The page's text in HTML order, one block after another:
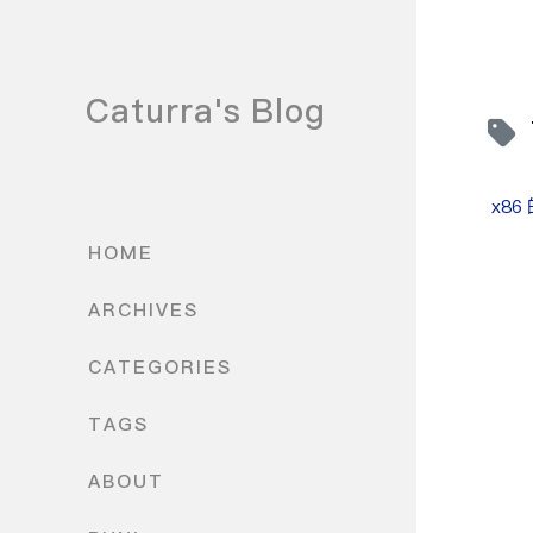
Caturra's Blog
HOME
ARCHIVES
CATEGORIES
TAGS
ABOUT
x86